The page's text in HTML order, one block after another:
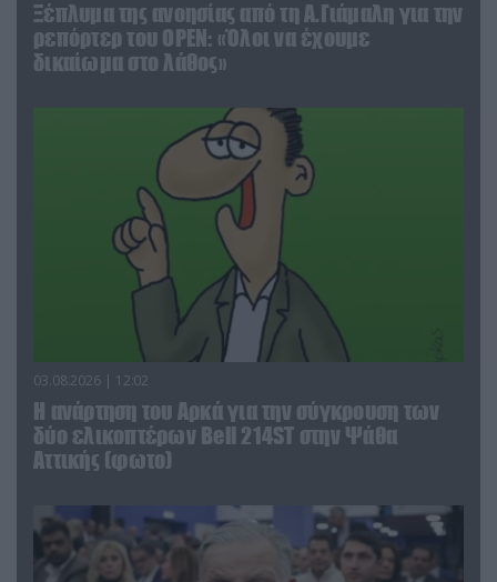
Ξέπλυμα της ανοησίας από τη Α.Γιάμαλη για την
ρεπόρτερ του ΟΡΕΝ: «Όλοι να έχουμε
δικαίωμα στο λάθος»
03.08.2026 | 12:02
Η ανάρτηση του Αρκά για την σύγκρουση των
δύο ελικοπτέρων Bell 214ST στην Ψάθα
Αττικής (φωτο)